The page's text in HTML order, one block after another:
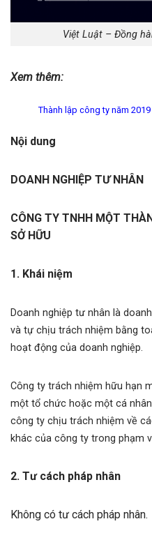
Việt Luật – Đồng
Xem thêm:
Thành lập công ty năm
Nội dung
DOANH NGHIỆP TƯ NHÂN
CÔNG TY TNHH MỘT
SỞ HỮU
1. Khái niệm
Doanh nghiệp tư nhân là
và tự chịu trách nhiệm bằng
hoạt động của doanh nghiệp.
Công ty trách nhiệm hữu hạn
một tổ chức hoặc một cá
công ty chịu trách nhiệm về
khác của công ty trong phạm
2. Tư cách pháp nhân
Không có tư cách pháp nhân.